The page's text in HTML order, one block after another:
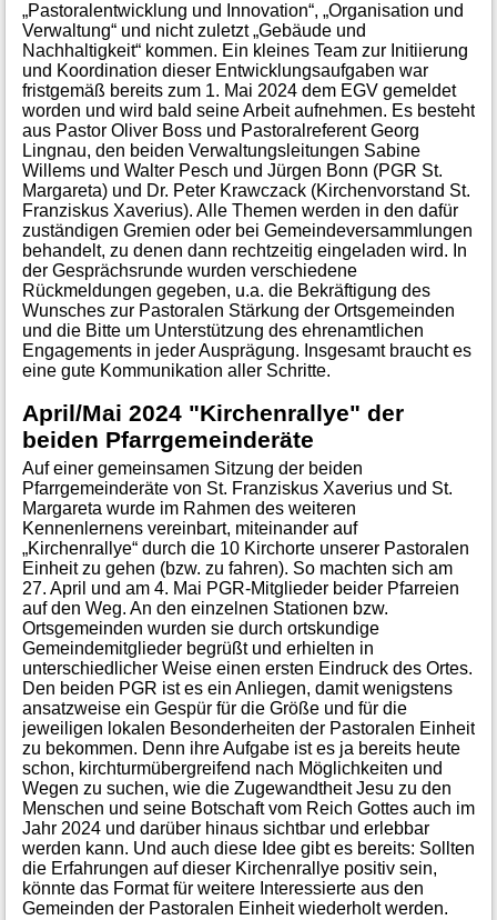
„Pastoralentwicklung und Innovation“, „Organisation und
Verwaltung“ und nicht zuletzt „Gebäude und
Nachhaltigkeit“ kommen. Ein kleines Team zur Initiierung
und Koordination dieser Entwicklungsaufgaben war
fristgemäß bereits zum 1. Mai 2024 dem EGV gemeldet
worden und wird bald seine Arbeit aufnehmen. Es besteht
aus Pastor Oliver Boss und Pastoralreferent Georg
Lingnau, den beiden Verwaltungsleitungen Sabine
Willems und Walter Pesch und Jürgen Bonn (PGR St.
Margareta) und Dr. Peter Krawczack (Kirchenvorstand St.
Franziskus Xaverius). Alle Themen werden in den dafür
zuständigen Gremien oder bei Gemeindeversammlungen
behandelt, zu denen dann rechtzeitig eingeladen wird. In
der Gesprächsrunde wurden verschiedene
Rückmeldungen gegeben, u.a. die Bekräftigung des
Wunsches zur Pastoralen Stärkung der Ortsgemeinden
und die Bitte um Unterstützung des ehrenamtlichen
Engagements in jeder Ausprägung. Insgesamt braucht es
eine gute Kommunikation aller Schritte.
April/Mai 2024 "Kirchenrallye" der
beiden Pfarrgemeinderäte
Auf einer gemeinsamen Sitzung der beiden
Pfarrgemeinderäte von St. Franziskus Xaverius und St.
Margareta wurde im Rahmen des weiteren
Kennenlernens vereinbart, miteinander auf
„Kirchenrallye“ durch die 10 Kirchorte unserer Pastoralen
Einheit zu gehen (bzw. zu fahren). So machten sich am
27. April und am 4. Mai PGR-Mitglieder beider Pfarreien
auf den Weg. An den einzelnen Stationen bzw.
Ortsgemeinden wurden sie durch ortskundige
Gemeindemitglieder begrüßt und erhielten in
unterschiedlicher Weise einen ersten Eindruck des Ortes.
Den beiden PGR ist es ein Anliegen, damit wenigstens
ansatzweise ein Gespür für die Größe und für die
jeweiligen lokalen Besonderheiten der Pastoralen Einheit
zu bekommen. Denn ihre Aufgabe ist es ja bereits heute
schon, kirchturmübergreifend nach Möglichkeiten und
Wegen zu suchen, wie die Zugewandtheit Jesu zu den
Menschen und seine Botschaft vom Reich Gottes auch im
Jahr 2024 und darüber hinaus sichtbar und erlebbar
werden kann. Und auch diese Idee gibt es bereits: Sollten
die Erfahrungen auf dieser Kirchenrallye positiv sein,
könnte das Format für weitere Interessierte aus den
Gemeinden der Pastoralen Einheit wiederholt werden.